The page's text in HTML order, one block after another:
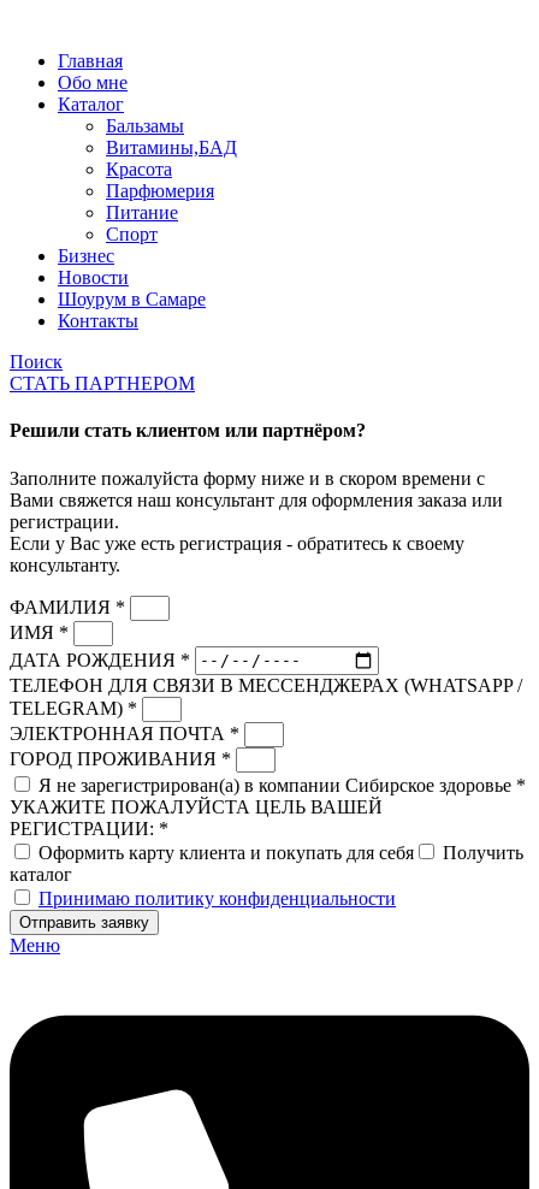
Главная
Обо мне
Каталог
Бальзамы
Витамины,БАД
Красота
Парфюмерия
Питание
Спорт
Бизнес
Новости
Шоурум в Самаре
Контакты
Поиск
СТАТЬ ПАРТНЕРОМ
Решили стать клиентом или партнёром?
Заполните пожалуйста форму ниже и в скором времени с
Вами свяжется наш консультант для оформления заказа или
регистрации.
Если у Вас уже есть регистрация - обратитесь к своему
консультанту.
ФАМИЛИЯ *
ИМЯ *
ДАТА РОЖДЕНИЯ *
ТЕЛЕФОН ДЛЯ СВЯЗИ В МЕССЕНДЖЕРАХ (WHATSAPP /
TELEGRAM) *
ЭЛЕКТРОННАЯ ПОЧТА *
ГОРОД ПРОЖИВАНИЯ *
Я не зарегистрирован(а) в компании Сибирское здоровье *
УКАЖИТЕ ПОЖАЛУЙСТА ЦЕЛЬ ВАШЕЙ
РЕГИСТРАЦИИ: *
Оформить карту клиента и покупать для себя
Получить
каталог
Принимаю политику конфиденциальности
Отправить заявку
Меню